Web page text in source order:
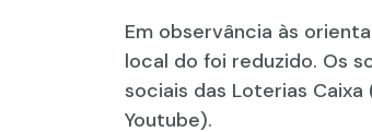
Em observância às
local do foi reduzido. Os
sociais das Loterias Caixa
Youtube).